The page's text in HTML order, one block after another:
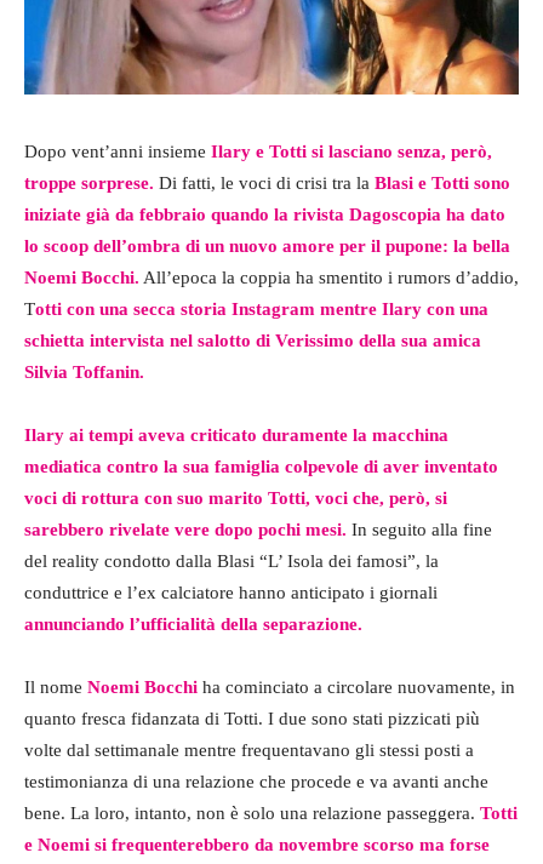
Dopo vent’anni insieme Ilary e Totti si lasciano senza, però,
troppe sorprese. Di fatti, le voci di crisi tra la Blasi e Totti sono
iniziate già da febbraio quando la rivista Dagoscopia ha dato
lo scoop dell’ombra di un nuovo amore per il pupone: la bella
Noemi Bocchi. All’epoca la coppia ha smentito i rumors d’addio,
Totti con una secca storia Instagram mentre Ilary con una
schietta intervista nel salotto di Verissimo della sua amica
Silvia Toffanin.
Ilary ai tempi aveva criticato duramente la macchina
mediatica contro la sua famiglia colpevole di aver inventato
voci di rottura con suo marito Totti, voci che, però, si
sarebbero rivelate vere dopo pochi mesi. In seguito alla fine
del reality condotto dalla Blasi “L’ Isola dei famosi”, la
conduttrice e l’ex calciatore hanno anticipato i giornali
annunciando l’ufficialità della separazione.
Il nome Noemi Bocchi ha cominciato a circolare nuovamente, in
quanto fresca fidanzata di Totti. I due sono stati pizzicati più
volte dal settimanale mentre frequentavano gli stessi posti a
testimonianza di una relazione che procede e va avanti anche
bene. La loro, intanto, non è solo una relazione passeggera. Totti
e Noemi si frequenterebbero da novembre scorso ma forse